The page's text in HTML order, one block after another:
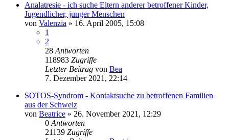
Analatresie - ich suche Eltern anderer betroffener Kinder,
Jugendlicher, junger Menschen
von Valenzia » 16. April 2005, 15:08
1
2
28 Antworten
118983 Zugriffe
Letzter Beitrag von Bea
7. Dezember 2021, 22:14
SOTOS-Syndrom - Kontaktsuche zu betroffenen Familien
aus der Schweiz
von Beatrice » 26. November 2021, 12:29
0 Antworten
21139 Zugriffe